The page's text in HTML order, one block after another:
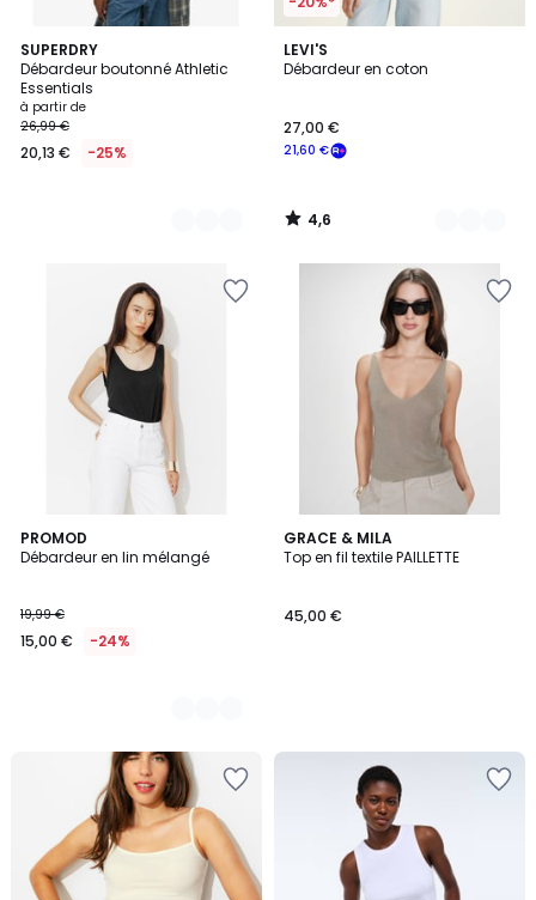
SUPERDRY
Débardeur boutonné Athletic
Essentials
à partir de
26,99 €
20,13 € -25%
7
Couleurs
LEVI'S
Débardeur en coton
21,60 €
27,00 €
4,6
/ 5
2
Couleurs
4,6
/
PROMOD
Débardeur en lin mélangé
19,99 €
15,00 € -24%
2
Couleurs
GRACE & MILA
Top en fil textile PAILLETTE
45,00 €